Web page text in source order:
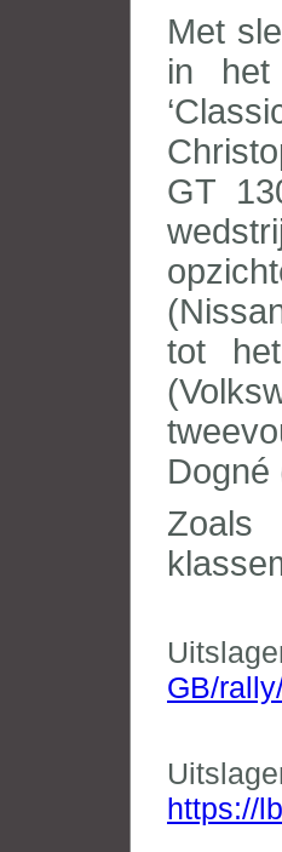
Met
in het
GT
tot
Dogné
Zoals
GB/
https://